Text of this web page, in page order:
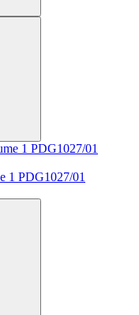
1 PDG1027/01